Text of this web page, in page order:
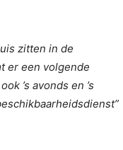
zitten in de
er een volgende
’s avonds en ’s